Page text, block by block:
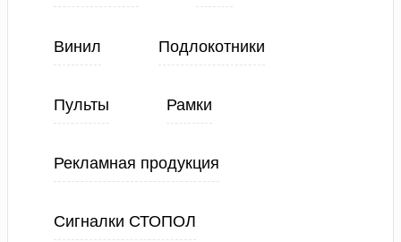
Винил Подлокотники
Пульты Рамки
Рекламная продукция
Сигналки СТОПОЛ